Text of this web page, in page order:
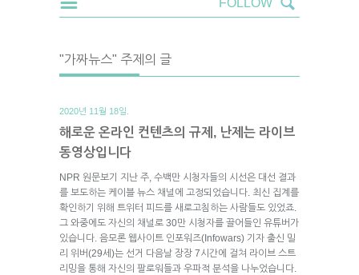
"가짜뉴스" 주제의 글
2020년 11월 18일.
해로운 온라인 컨텐츠의 규제, 난제는 라이브
동영상입니다
NPR 원문보기 지난 주, 수백만 시청자들의 시선은 대선 결과
를 보도하는 케이블 뉴스 채널에 고정되었습니다. 최신 집계를
확인하기 위해 트위터 피드를 새로고침하는 사람들도 있었죠.
그 와중에도 자신의 채널로 30만 시청자를 끌어들인 유튜버가
있습니다. 음모론 웹사이트 인포워즈(Infowars) 기자 출신 밀
리 위버(29세)는 선거 다음날 장장 7시간에 걸쳐 라이브 스트
리밍을 통해 자신의 팔로워들과 우파적 분석을 나누었습니다.